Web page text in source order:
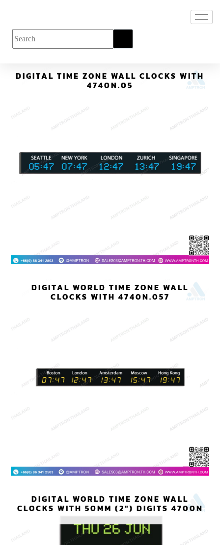
DIGITAL TIME ZONE WALL CLOCKS WITH
4740N.05
DIGITAL WORLD TIME ZONE WALL
CLOCKS WITH 4740N.057
DIGITAL WORLD TIME ZONE WALL
CLOCKS WITH 50MM (2″) DIGITS 4700N